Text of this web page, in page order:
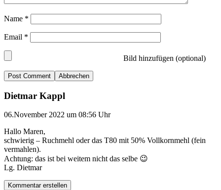
Name *
Email *
Bild hinzufügen (optional)
Abbrechen
Dietmar Kappl
06.November 2022 um 08:56 Uhr
Hallo Maren,
schwierig – Ruchmehl oder das T80 mit 50% Vollkornmehl (fein
vermahlen).
Achtung: das ist bei weitem nicht das selbe 😉
Lg. Dietmar
Kommentar erstellen